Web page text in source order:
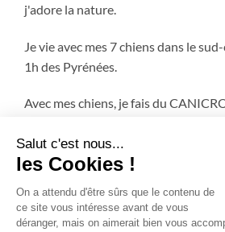
j'adore la nature.
Je vie avec mes 7 chiens dans le
1h des Pyrénées.
Avec mes chiens, je fais du